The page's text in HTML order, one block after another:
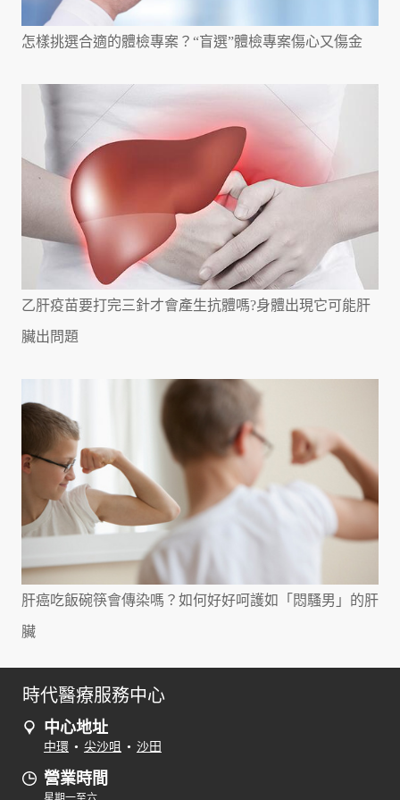
怎樣挑選合適的體檢專案？“盲選”體檢專案傷心又傷金
乙肝疫苗要打完三針才會產生抗體嗎?身體出現它可能肝
臟出問題
肝癌吃飯碗筷會傳染嗎？如何好好呵護如「悶騷男」的肝
臟
時代醫療服務中心
中心地址
中環 • 尖沙咀 • 沙田
營業時間